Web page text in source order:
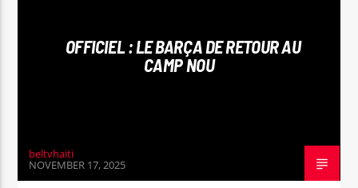
OFFICIEL : LE BARÇA DE RETOUR AU
CAMP NOU
beltvhaiti
NOVEMBER 17, 2025